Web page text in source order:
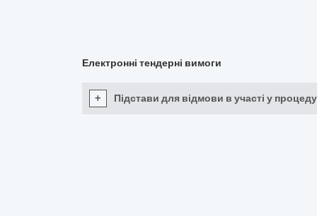
Електронні тендерні вимоги
+ Підстави для відмови в участі у